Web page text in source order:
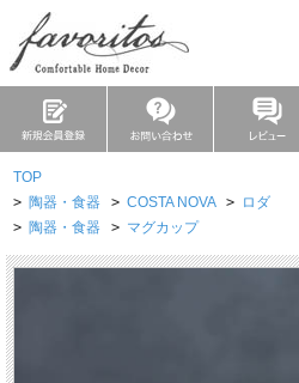
TOP
> 陶器・食器 > COSTA NOVA > ロダ
> 陶器・食器 > マグカップ